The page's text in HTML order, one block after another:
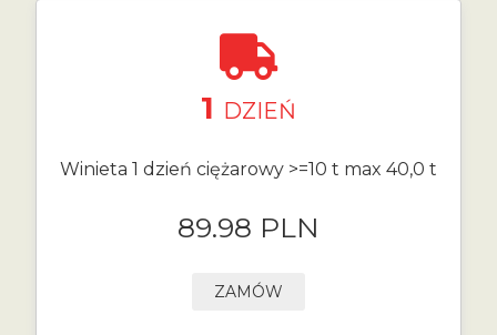
1 DZIEŃ
Winieta 1 dzień ciężarowy >=10 t max 40,0 t
89.98 PLN
ZAMÓW